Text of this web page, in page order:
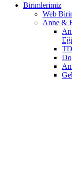
Birimlerimiz
Web
Anne &